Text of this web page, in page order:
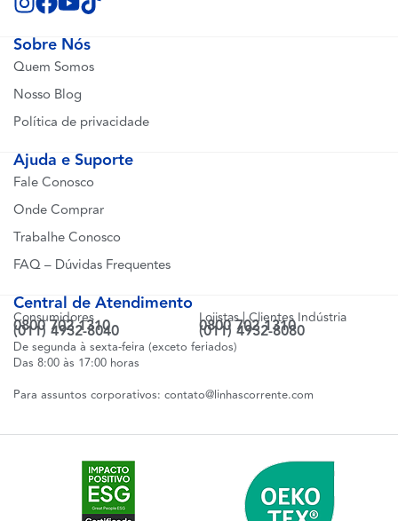
Sobre Nós
Quem Somos
Nosso Blog
Política de privacidade
Ajuda e Suporte
Fale Conosco
Onde Comprar
Trabalhe Conosco
FAQ – Dúvidas Frequentes
Central de Atendimento
Consumidores
0800 702 1310
(011) 4932-8040
Lojistas | Clientes Indústria
0800 702 1310
(011) 4932-8080
De segunda à sexta-feira (exceto feriados)
Das 8:00 às 17:00 horas
Para assuntos corporativos: contato@linhascorrente.com